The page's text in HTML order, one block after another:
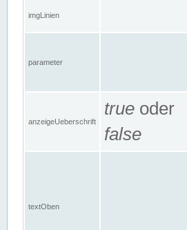
imgLinien
parameter
anzeigeUeberschrift
true oder
false
textOben